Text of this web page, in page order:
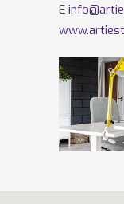
E
Volg ons